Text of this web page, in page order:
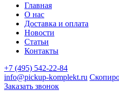
Главная
О нас
Доставка и оплата
Новости
Статьи
Контакты
+7 (495) 542-22-84
info@pickup-komplekt.ru
Заказать звонок